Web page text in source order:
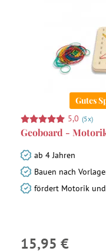
Gutes
5,0 (5x)
Geoboard -
ab 4 Jahren
Bauen nach
fördert Motorik
15,95 €